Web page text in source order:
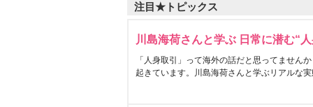
注目★トピックス
川島海荷さんと学ぶ 日常に潜む“
「人身取引」って海外の話だと思ってません
起きています。川島海荷さんと学ぶリアルな